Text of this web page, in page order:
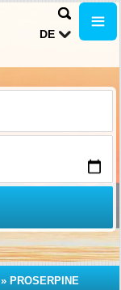
DE
» PROSERPINE